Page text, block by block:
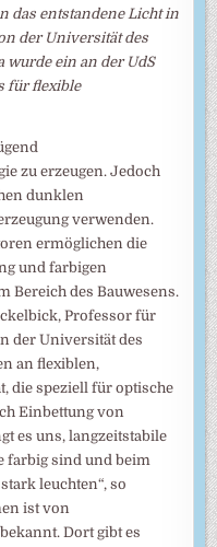
das entstandene Licht in
der Universität des
wurde ein an der UdS
für flexible
zu erzeugen. Jedoch
dunklen
verwenden.
ermöglichen die
und farbigen
Bereich des Bauwesens.
Professor für
der Universität des
an flexiblen,
die speziell für optische
Einbettung von
es uns, langzeitstabile
farbig sind und beim
leuchten“, so
ist von
Dort gibt es